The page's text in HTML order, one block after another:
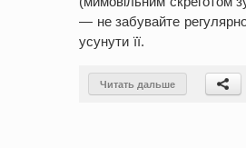
— не забувайте
усунути її.
Читать дальше